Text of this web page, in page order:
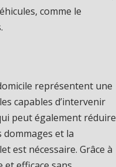
comme le
représentent une
capables d’intervenir
peut également réduire
dommages et la
est nécessaire. Grâce à